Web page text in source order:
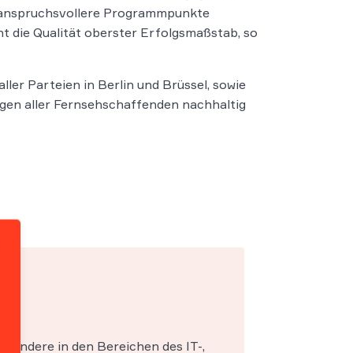
Programmpunkte
die Qualität oberster Erfolgsmaßstab, so
Parteien in Berlin und Brüssel, sowie
aller Fernsehschaffenden nachhaltig
in den Bereichen des IT-,